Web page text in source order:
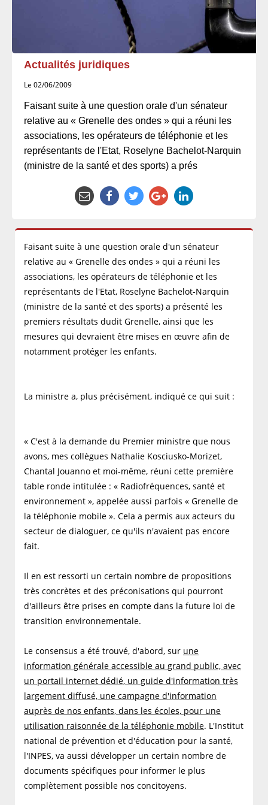
Actualités juridiques
Le 02/06/2009
Faisant suite à une question orale d'un sénateur
relative au « Grenelle des ondes » qui a réuni les
associations, les opérateurs de téléphonie et les
représentants de l'Etat, Roselyne Bachelot-Narquin
(ministre de la santé et des sports) a prés
Faisant suite à une question orale d'un sénateur
relative au « Grenelle des ondes » qui a réuni les
associations, les opérateurs de téléphonie et les
représentants de l'Etat, Roselyne Bachelot-Narquin
(ministre de la santé et des sports) a présenté les
premiers résultats dudit Grenelle, ainsi que les
mesures qui devraient être mises en œuvre afin de
notamment protéger les enfants.
La ministre a, plus précisément, indiqué ce qui suit :
« C'est à la demande du Premier ministre que nous
avons, mes collègues Nathalie Kosciusko-Morizet,
Chantal Jouanno et moi-même, réuni cette première
table ronde intitulée : « Radiofréquences, santé et
environnement », appelée aussi parfois « Grenelle de
la téléphonie mobile ». Cela a permis aux acteurs du
secteur de dialoguer, ce qu'ils n'avaient pas encore
fait.
Il en est ressorti un certain nombre de propositions
très concrètes et des préconisations qui pourront
d'ailleurs être prises en compte dans la future loi de
transition environnementale.
Le consensus a été trouvé, d'abord, sur une
information générale accessible au grand public, avec
un portail internet dédié, un guide d'information très
largement diffusé, une campagne d'information
auprès de nos enfants, dans les écoles, pour une
utilisation raisonnée de la téléphonie mobile. L'Institut
national de prévention et d'éducation pour la santé,
l'INPES, va aussi développer un certain nombre de
documents spécifiques pour informer le plus
complètement possible nos concitoyens.